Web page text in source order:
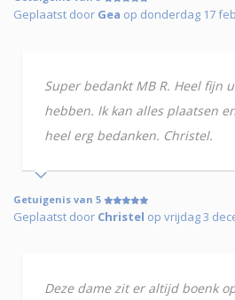
Geplaatst door Gea op donderdag 17
Super bedankt MB R. Heel fijn
hebben. Ik kan alles plaatsen
heel erg bedanken. Christel.
Getuigenis van 5
Geplaatst door Christel op vrijdag 3
Deze dame zit er altijd boenk